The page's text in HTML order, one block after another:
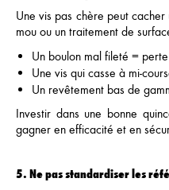
Une vis pas chère peut
mou ou un traitement de
Un boulon mal fileté =
Une vis qui casse à mi-
Un revêtement bas de
Investir dans une bonne
gagner en efficacité et en
5. Ne pas standardiser les